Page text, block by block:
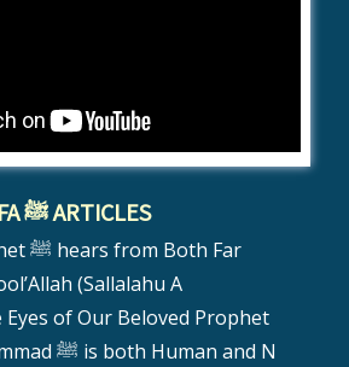
SHAN E MUSTAFA ﷺ ARTICLES
The Holy Prophet ﷺ hears from Both Far
(Sallalahu A
Eyes of Our Beloved Prophet
Prophet Muhammad ﷺ is both Human and N